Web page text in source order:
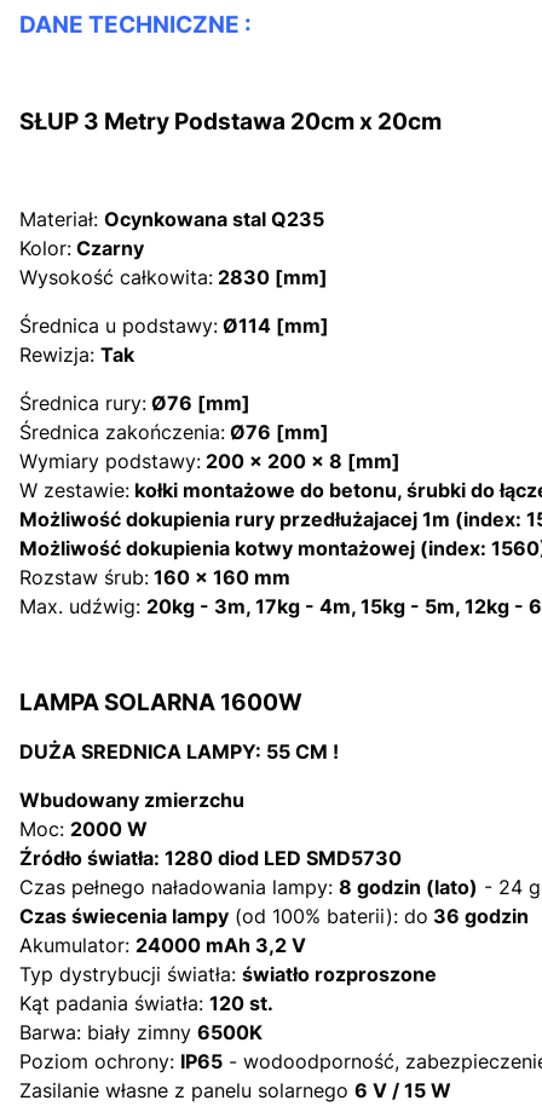
DANE TECHNICZNE :
SŁUP 3 Metry Podstawa 20cm x 20cm
Materiał: Ocynkowana stal Q235
Kolor: Czarny
Wysokość całkowita: 2830 [mm]
Średnica u podstawy: Ø114 [mm]
Rewizja: Tak
Średnica rury: Ø76 [mm]
Średnica zakończenia: Ø76 [mm]
Wymiary podstawy: 200 x 200 x 8 [mm]
W zestawie: kołki montażowe do betonu, śrubki do
Możliwość dokupienia rury przedłużajacej 1m (index:
Możliwość dokupienia kotwy montażowej (index:
Rozstaw śrub: 160 x 160 mm
Max. udźwig: 20kg - 3m, 17kg - 4m, 15kg - 5m, 12kg -
LAMPA SOLARNA 1600W
DUŻA SREDNICA LAMPY: 55 CM !
Wbudowany zmierzchu
Moc: 2000 W
Źródło światła: 1280 diod LED SMD5730
Czas pełnego naładowania lampy: 8 godzin (lato) - 24
Czas świecenia lampy (od 100% baterii): do 36 godzin
Akumulator: 24000 mAh 3,2 V
Typ dystrybucji światła: światło rozproszone
Kąt padania światła: 120 st.
Barwa: biały zimny 6500K
Poziom ochrony: IP65 - wodoodporność,
Zasilanie własne z panelu solarnego 6 V / 15 W